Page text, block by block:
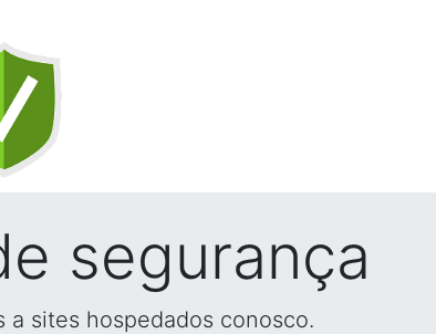
segurança
sites hospedados conosco.